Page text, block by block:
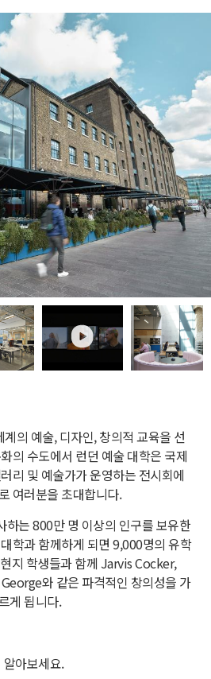
play
의 예술, 디자인, 창의적 교육을 선
의 수도에서 런던 예술 대학은 국제
리 및 예술가가 운영하는 전시회에
여러분을 초대합니다.
하는 800만 명 이상의 인구를 보유한
학과 함께하게 되면 9,000명의 유학
지 학생들과 함께 Jarvis Cocker,
와 같은 파격적인 창의성을 가
게 됩니다.
아보세요.